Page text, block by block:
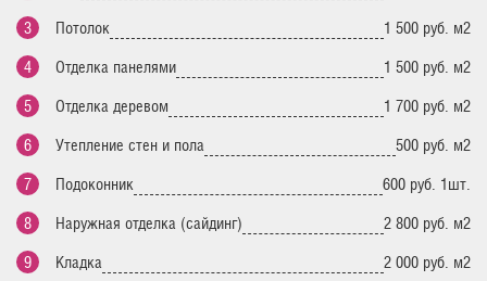
Потолок 1 500 руб. м2
Отделка панелями 1 500 руб. м2
Отделка деревом 1 700 руб. м2
Утепление стен и пола 500 руб. м2
Подоконник 600 руб. 1шт.
Наружная отделка (сайдинг) 2 800 руб. м2
Кладка 2 000 руб. м2